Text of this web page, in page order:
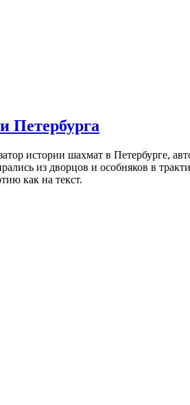
Петербурга
истории шахмат в Петербурге,
из дворцов и особняков в
как на текст.